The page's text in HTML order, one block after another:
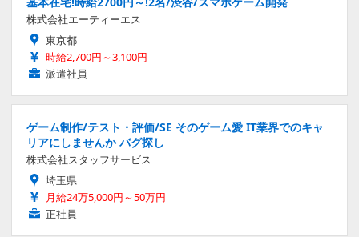
株式会社エーティーエス
東京都
時給2,700円～3,100円
派遣社員
ゲーム制作/テスト・評価/SE そのゲーム愛 IT業界でのキャ
リアにしませんか バグ探し
株式会社スタッフサービス
埼玉県
月給24万5,000円～50万円
正社員